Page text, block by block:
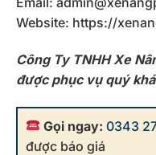
Website: https://
Công Ty TNHH Xe
được phục vụ quý
Gọi ngay: 0343
được báo giá